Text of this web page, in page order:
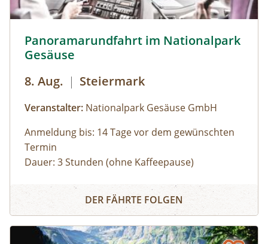
Panoramarundfahrt im Nationalpark
Gesäuse
8. Aug. | Steiermark
Veranstalter: Nationalpark Gesäuse GmbH
Anmeldung bis: 14 Tage vor dem gewünschten
Termin
Dauer: 3 Stunden (ohne Kaffeepause)
Gesäuse mit Nationalpark Ranger:in – wilde
Natur und besondere Orte.
Bus muss gestellt werden. Auf Wunsch ist eine
Panoramarundfahrt im Nationalpark Gesäuse
DER FÄHRTE FOLGEN